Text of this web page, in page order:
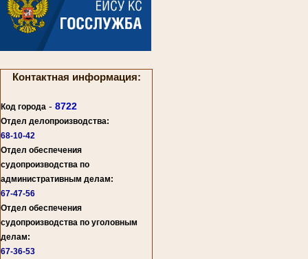
Контактная информация:
Код города - 8722
Отдел делопроизводства:
68-10-42
Отдел обеспечения
судопроизводства по
административным делам:
67-47-56
Отдел обеспечения
судопроизводства по уголовным
делам:
67-36-53